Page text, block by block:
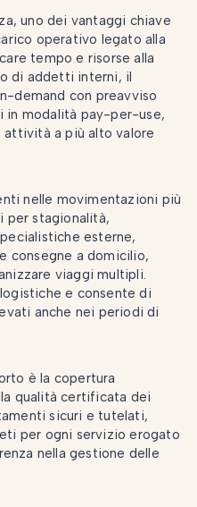
uno dei vantaggi chiave
operativo legato alla
tempo e risorse alla
di addetti interni, il
demand con preavviso
in modalità pay-per-use,
attività a più alto valore
nelle movimentazioni più
per stagionalità,
esterne,
consegne a domicilio,
viaggi multipli.
e consente di
anche nei periodi di
è la copertura
qualità certificata dei
sicuri e tutelati,
per ogni servizio erogato
nella gestione delle